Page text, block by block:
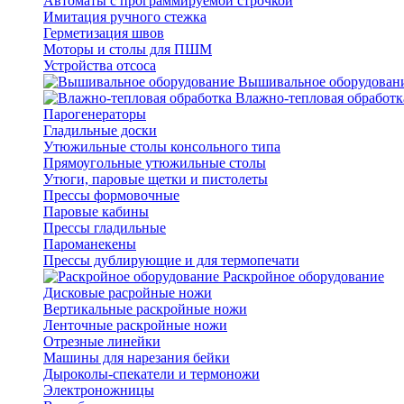
Имитация ручного стежка
Герметизация швов
Моторы и столы для ПШМ
Устройства отсоса
Вышивальное
Влажно-тепловая
Парогенераторы
Гладильные доски
Утюжильные столы консольного типа
Прямоугольные утюжильные столы
Утюги, паровые щетки и пистолеты
Прессы формовочные
Паровые кабины
Прессы гладильные
Пароманекены
Прессы дублирующие и для термопечати
Раскройное оборудование
Дисковые расройные ножи
Вертикальные раскройные ножи
Ленточные раскройные ножи
Отрезные линейки
Машины для нарезания бейки
Дыроколы-спекатели и термоножи
Электроножницы